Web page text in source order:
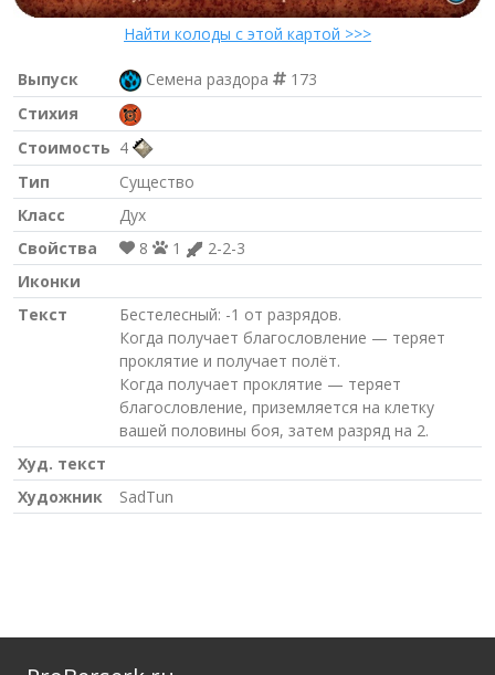
Найти колоды с этой картой >>>
Выпуск Семена раздора
173
Стихия
Стоимость 4
Тип
Существо
Класс
Дух
Свойства
8 1
2-2-3
Иконки
Текст
Бестелесный: -1 от разрядов.
Когда получает благословление — теряет
проклятие и получает полёт.
Когда получает проклятие — теряет
благословление, приземляется на клетку
вашей половины боя, затем разряд на 2.
Худ. текст
Художник
SadTun